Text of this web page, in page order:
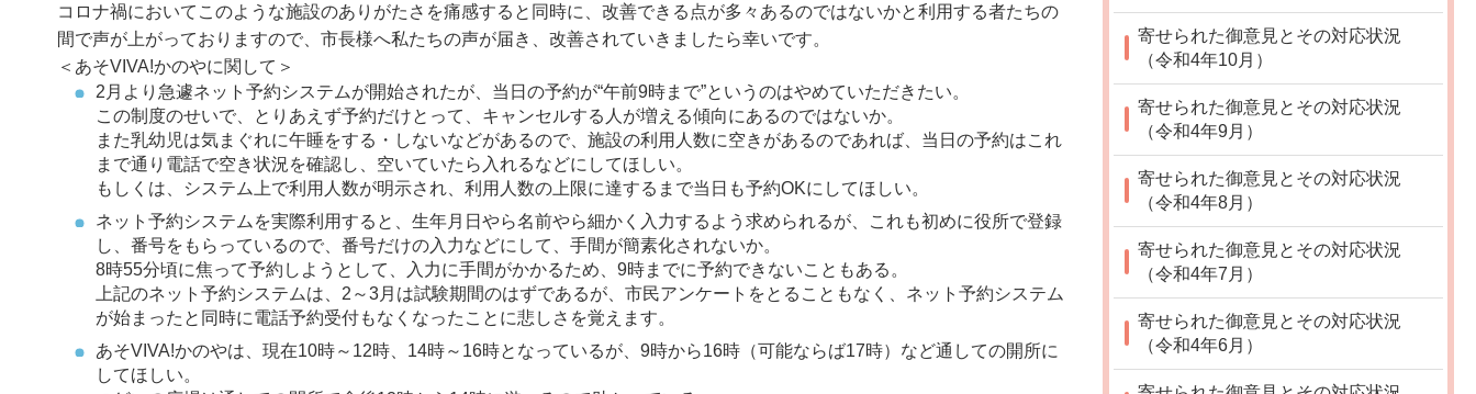
コロナ禍においてこのような施設のありがたさを痛感すると同時に、改善できる点が多々あるのではないかと利用する者たちの
間で声が上がっておりますので、市長様へ私たちの声が届き、改善されていきましたら幸いです。
＜あそVIVA!かのやに関して＞
2月より急遽ネット予約システムが開始されたが、当日の予約が“午前9時まで”というのはやめていただきたい。
この制度のせいで、とりあえず予約だけとって、キャンセルする人が増える傾向にあるのではないか。
また乳幼児は気まぐれに午睡をする・しないなどがあるので、施設の利用人数に空きがあるのであれば、当日の予約はこれ
まで通り電話で空き状況を確認し、空いていたら入れるなどにしてほしい。
もしくは、システム上で利用人数が明示され、利用人数の上限に達するまで当日も予約OKにしてほしい。
ネット予約システムを実際利用すると、生年月日やら名前やら細かく入力するよう求められるが、これも初めに役所で登録
し、番号をもらっているので、番号だけの入力などにして、手間が簡素化されないか。
8時55分頃に焦って予約しようとして、入力に手間がかかるため、9時までに予約できないこともある。
上記のネット予約システムは、2～3月は試験期間のはずであるが、市民アンケートをとることもなく、ネット予約システム
が始まったと同時に電話予約受付もなくなったことに悲しさを覚えます。
あそVIVA!かのやは、現在10時～12時、14時～16時となっているが、9時から16時（可能ならば17時）など通しての開所に
してほしい。
寄せられた御意見とその対応状況
（令和4年10月）
寄せられた御意見とその対応状況
（令和4年9月）
寄せられた御意見とその対応状況
（令和4年8月）
寄せられた御意見とその対応状況
（令和4年7月）
寄せられた御意見とその対応状況
（令和4年6月）